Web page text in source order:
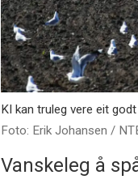
KI kan truleg vere eit
Erik Johansen /
Vanskeleg å